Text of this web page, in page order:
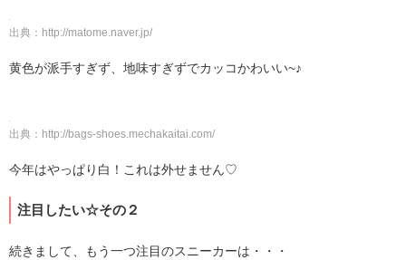
出典： http://matome.naver.jp/
黄色が派手すぎず、地味すぎずでカッコかわいい~♪
出典： http://bags-shoes.mechakaitai.com/
今年はやっぱり白！これは外せません♡
注目したい☆その２
続きまして、もう一つ注目のスニーカーは・・・